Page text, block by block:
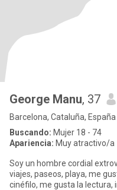
George Manu, 37
Barcelona, Cataluña, España
Buscando: Mujer 18 - 74
Apariencia: Muy atractivo/a
Soy un hombre cordial
viajes, paseos, playa, me
cinéfilo, me gusta la lectura, ir al gimnasio, , con muchos valores y